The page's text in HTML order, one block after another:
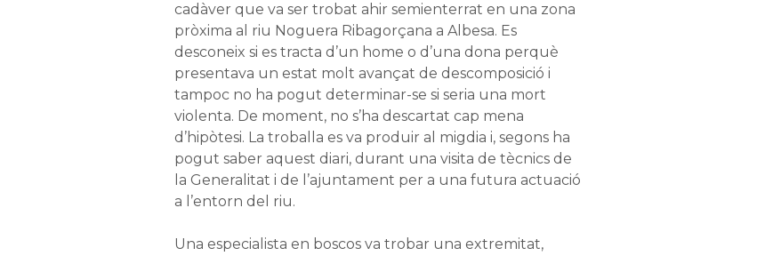
cadàver que va ser trobat ahir semienterrat en una zona
pròxima al riu Noguera Ribagorçana a Albesa. Es
desconeix si es tracta d’un home o d’una dona perquè
presentava un estat molt avançat de descomposició i
tampoc no ha pogut determinar-se si seria una mort
violenta. De moment, no s’ha descartat cap mena
d’hipòtesi. La troballa es va produir al migdia i, segons ha
pogut saber aquest diari, durant una visita de tècnics de
la Generalitat i de l’ajuntament per a una futura actuació
a l’entorn del riu.
Una especialista en boscos va trobar una extremitat,